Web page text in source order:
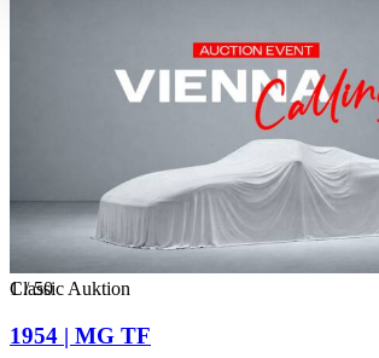
Datenschutzerklärung
1/50
Classic Auktion
1954 | MG TF